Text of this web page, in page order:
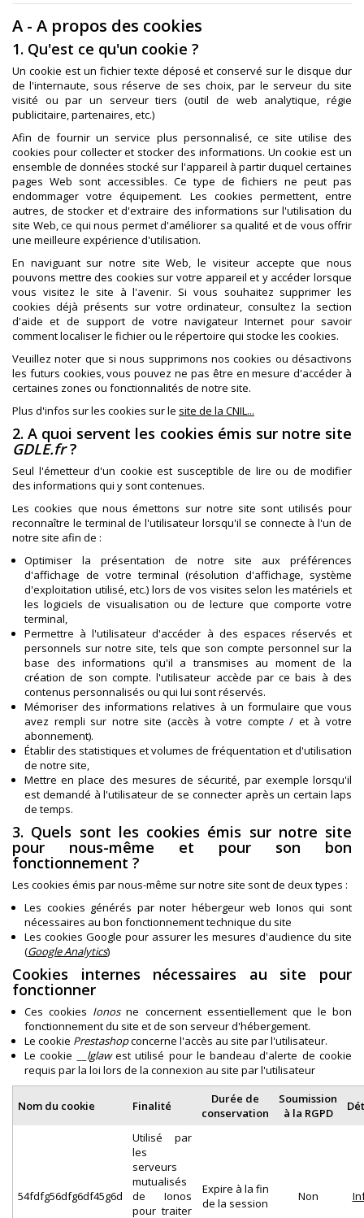
A - A propos des cookies
1. Qu'est ce qu'un cookie ?
Un cookie est un fichier texte déposé et conservé sur le disque dur
de l'internaute, sous réserve de ses choix, par le serveur du site
visité ou par un serveur tiers (outil de web analytique, régie
publicitaire, partenaires, etc.)
Afin de fournir un service plus personnalisé, ce site utilise des
cookies pour collecter et stocker des informations. Un cookie est un
ensemble de données stocké sur l'appareil à partir duquel certaines
pages Web sont accessibles. Ce type de fichiers ne peut pas
endommager votre équipement. Les cookies permettent, entre
autres, de stocker et d'extraire des informations sur l'utilisation du
site Web, ce qui nous permet d'améliorer sa qualité et de vous offrir
une meilleure expérience d'utilisation.
En naviguant sur notre site Web, le visiteur accepte que nous
pouvons mettre des cookies sur votre appareil et y accéder lorsque
vous visitez le site à l'avenir. Si vous souhaitez supprimer les
cookies déjà présents sur votre ordinateur, consultez la section
d'aide et de support de votre navigateur Internet pour savoir
comment localiser le fichier ou le répertoire qui stocke les cookies.
Veuillez noter que si nous supprimons nos cookies ou désactivons
les futurs cookies, vous pouvez ne pas être en mesure d'accéder à
certaines zones ou fonctionnalités de notre site.
Plus d'infos sur les cookies sur le site de la CNIL...
2. A quoi servent les cookies émis sur notre site
GDLE.fr?
Seul l'émetteur d'un cookie est susceptible de lire ou de modifier
des informations qui y sont contenues.
Les cookies que nous émettons sur notre site sont utilisés pour
reconnaître le terminal de l'utilisateur lorsqu'il se connecte à l'un de
notre site afin de :
Optimiser la présentation de notre site aux préférences
d'affichage de votre terminal (résolution d'affichage, système
d'exploitation utilisé, etc.) lors de vos visites selon les matériels et
les logiciels de visualisation ou de lecture que comporte votre
terminal,
Permettre à l'utilisateur d'accéder à des espaces réservés et
personnels sur notre site, tels que son compte personnel sur la
base des informations qu'il a transmises au moment de la
création de son compte. l'utilisateur accède par ce bais à des
contenus personnalisés ou qui lui sont réservés.
Mémoriser des informations relatives à un formulaire que vous
avez rempli sur notre site (accès à votre compte / et à votre
abonnement).
Établir des statistiques et volumes de fréquentation et d'utilisation
de notre site,
Mettre en place des mesures de sécurité, par exemple lorsqu'il
est demandé à l'utilisateur de se connecter après un certain laps
de temps.
3. Quels sont les cookies émis sur notre site
pour nous-même et pour son bon
fonctionnement ?
Les cookies émis par nous-même sur notre site sont de deux types :
Les cookies générés par noter hébergeur web Ionos qui sont
nécessaires au bon fonctionnement technique du site
Les cookies Google pour assurer les mesures d'audience du site
(Google Analytics)
Cookies internes nécessaires au site pour
fonctionner
Ces cookies Ionosne concernent essentiellement que le bon
fonctionnement du site et de son serveur d'hébergement.
Le cookie Prestashopconcerne l'accès au site par l'utilisateur.
Le cookie
__lglawest utilisé pour le bandeau d'alerte de cookie
requis par la loi lors de la connexion au site par l'utilisateur
Nom du cookie Finalité
Durée de
conservation
Soumission
à la RGPD
54fdfg56dfg6df45g6d
Utilisé par
les
serveurs
mutualisés
de Ionos
pour traiter
Expire à la fin
de la session
Non